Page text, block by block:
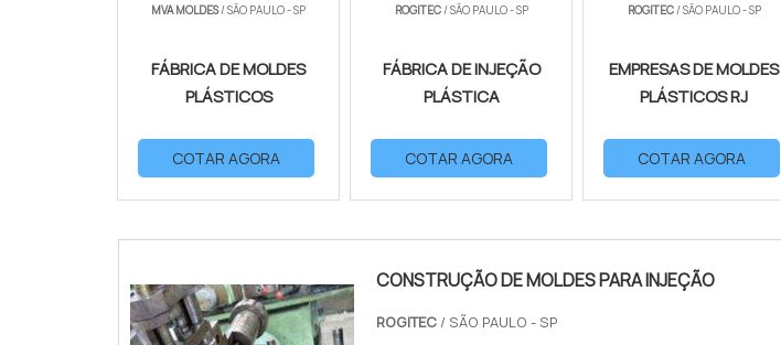
MVA MOLDES/ SÃO PAULO - SP
FÁBRICA DE MOLDES
PLÁSTICOS
COTAR AGORA
ROGITEC/ SÃO PAULO - SP
FÁBRICA DE INJEÇÃO
PLÁSTICA
COTAR AGORA
ROGITEC/ SÃO PAULO - SP
EMPRESAS DE MOLDES
PLÁSTICOS RJ
COTAR AGORA
CONSTRUÇÃO DE MOLDES PARA INJEÇÃO
ROGITEC / SÃO PAULO - SP